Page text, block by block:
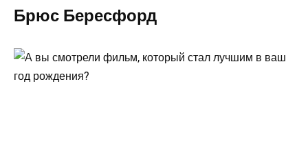
Брюс Бересфорд